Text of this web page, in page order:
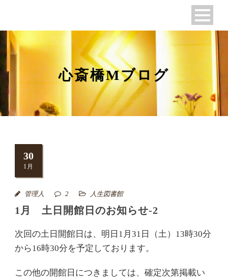
心斎橋Mブログ
30
1月
管理人 2 人生図書館
1月 土日開館日のお知らせ-2
次回の土日開館日は、明日1月31日（土）13時30分
から16時30分を予定しております。
この他の開館日につきましては、確定次第掲載い